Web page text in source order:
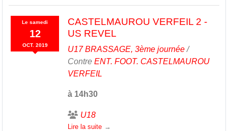
Lesamedi
12
OCT. 2019
CASTELMAUROU VERFEIL 2 -
US REVEL
U17 BRASSAGE, 3ème journée/
Contre ENT. FOOT. CASTELMAUROU
VERFEIL
à 14h30
U18
Lire la suite